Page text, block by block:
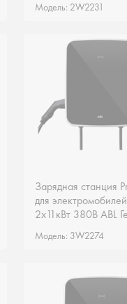
Модель: 2W2231
Модель: 2W2231
Зарядная станция
для
2х11кВт 380В ABL
Модель: 3W2274
Зарядная станция
для
2х11кВт 380В ABL
Модель: 3W2274